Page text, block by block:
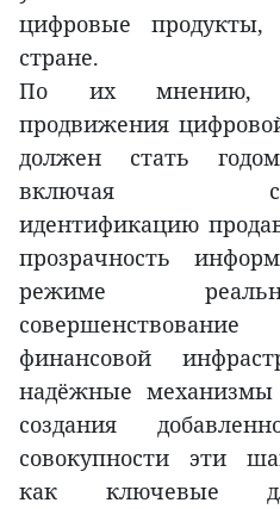
цифровые
стране.
По их мнению,
продвижения
должен стать
включая
идентификацию
прозрачность
режиме
финансовой
надёжные
создания
совокупности эти
как ключевые